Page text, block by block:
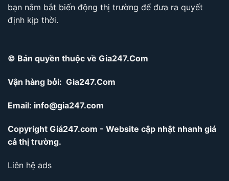
bạn nắm bắt biến động thị trường để đưa ra quyết
định kịp thời.
© Bản quyền thuộc về Gia247.Com
Vận hàng bởi: Gia247.Com
Email: info@gia247.com
Copyright Giá247.com - Website cập nhật nhanh giá
cả thị trường.
Liên hệ ads